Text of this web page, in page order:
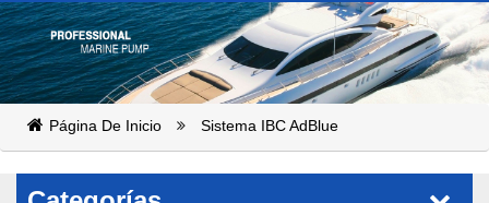
Página De Inicio Sistema IBC AdBlue